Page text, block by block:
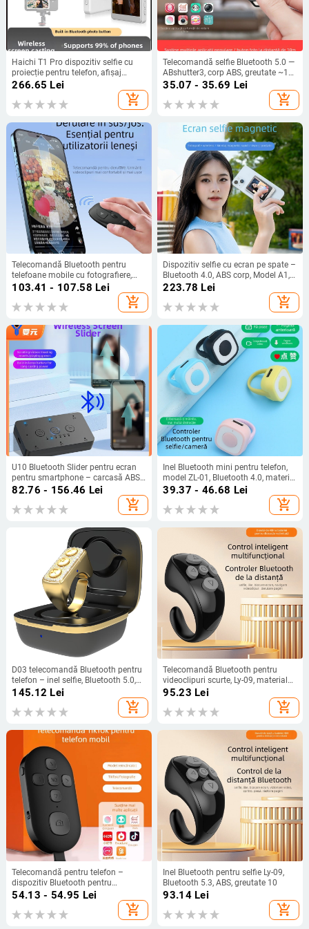
Haichi T1 Pro dispozitiv selfie cu
proiecție pentru telefon, afișaj
magnetic fără fir pentru live -
266.65 Lei
add_shopping_cart
Telecomandă selfie Bluetooth 5.0 —
ABshutter3, corp ABS, greutate ~10
g, include telecomandă
35.07 - 35.69 Lei
add_shopping_cart
Telecomandă Bluetooth pentru
telefoane mobile cu fotografiere,
zoom, comutare lentile, derulare
pagini și control muzică (KR-06,
Bluetooth 5.3, ABS, 24 g)
103.41 - 107.58 Lei
add_shopping_cart
Dispozitiv selfie cu ecran pe spate –
Bluetooth 4.0, ABS corp, Model A1,
Scenă de fotografiere
223.78 Lei
add_shopping_cart
U10 Bluetooth Slider pentru ecran
pentru smartphone – carcasă ABS,
68 g, Bluetooth 4.0
82.76 - 156.46 Lei
add_shopping_cart
Inel Bluetooth mini pentru telefon,
model ZL-01, Bluetooth 4.0, material
ABS + gel de silicon, greutate
39.37 - 46.68 Lei
add_shopping_cart
D03 telecomandă Bluetooth pentru
telefon – inel selfie, Bluetooth 5.0,
ABS, greutate 90 g
145.12 Lei
add_shopping_cart
Telecomandă Bluetooth pentru
videoclipuri scurte, Ly-09, material
ABS, Bluetooth 5.3, Greutate 10
95.23 Lei
add_shopping_cart
Telecomandă pentru telefon –
dispozitiv Bluetooth pentru
fotografiere, model Beauty-1,
54.13 - 54.95 Lei
add_shopping_cart
Inel Bluetooth pentru selfie Ly-09,
Bluetooth 5.3, ABS, greutate 10
93.14Lei
add_shopping_cart